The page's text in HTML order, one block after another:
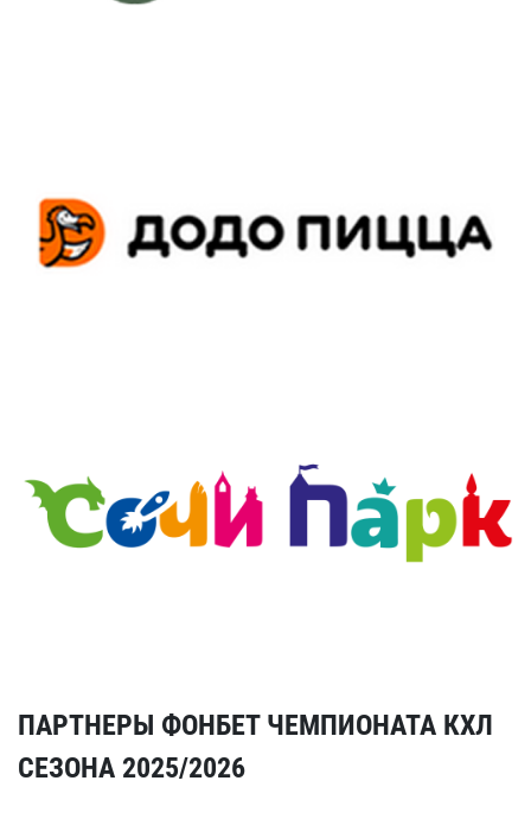
ПАРТНЕРЫ ФОНБЕТ ЧЕМПИОНАТА КХЛ
СЕЗОНА 2025/2026